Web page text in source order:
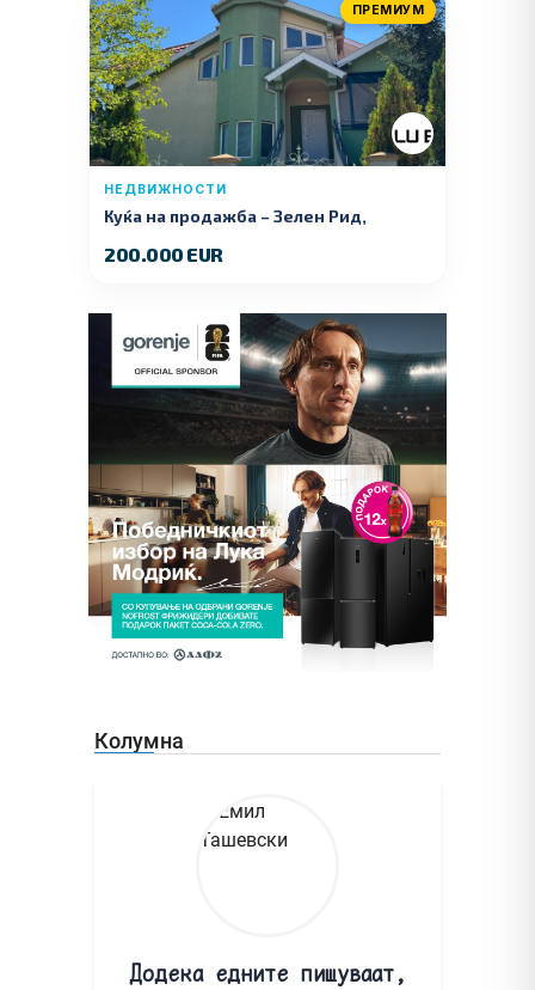
ПРЕМИУМ
НЕДВИЖНОСТИ
Куќа на продажба – Зелeн Рид,
200.000 EUR
Колумна
Додека едните пишуваат,